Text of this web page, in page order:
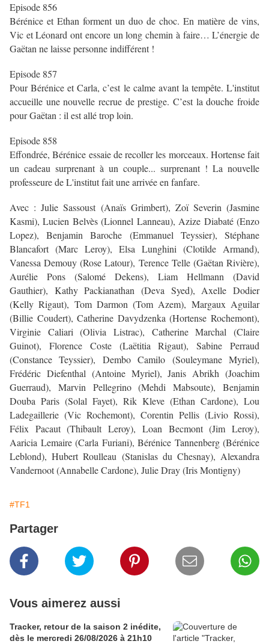
Episode 856
Bérénice et Ethan forment un duo de choc. En matière de vins,
Vic et Léonard ont encore un long chemin à faire… L’énergie de
Gaëtan ne laisse personne indifférent !
Episode 857
Pour Bérénice et Carla, c’est le calme avant la tempête. L'institut
accueille une nouvelle recrue de prestige. C’est la douche froide
pour Gaëtan : il est allé trop loin.
Episode 858
Effondrée, Bérénice essaie de recoller les morceaux. Hortense fait
un cadeau surprenant à un couple... surprenant ! La nouvelle
professeure de L'institut fait une arrivée en fanfare.
Avec : Julie Sassoust (Anaïs Grimbert), Zoï Severin (Jasmine
Kasmi), Lucien Belvès (Lionnel Lanneau), Azize Diabaté (Enzo
Lopez), Benjamin Baroche (Emmanuel Teyssier), Stéphane
Blancafort (Marc Leroy), Elsa Lunghini (Clotilde Armand),
Vanessa Demouy (Rose Latour), Terence Telle (Gaëtan Rivière),
Aurélie Pons (Salomé Dekens), Liam Hellmann (David
Gauthier), Kathy Packianathan (Deva Syed), Axelle Dodier
(Kelly Rigaut), Tom Darmon (Tom Azem), Margaux Aguilar
(Billie Coudert), Catherine Davydzenka (Hortense Rochemont),
Virginie Caliari (Olivia Listrac), Catherine Marchal (Claire
Guinot), Florence Coste (Laëtitia Rigaut), Sabine Perraud
(Constance Teyssier), Dembo Camilo (Souleymane Myriel),
Frédéric Diefenthal (Antoine Myriel), Janis Abrikh (Joachim
Guerraud), Marvin Pellegrino (Mehdi Mabsoute), Benjamin
Douba Paris (Solal Fayet), Rik Kleve (Ethan Cardone), Lou
Ladegaillerie (Vic Rochemont), Corentin Pellis (Livio Rossi),
Félix Pacaut (Thibault Leroy), Loan Becmont (Jim Leroy),
Aaricia Lemaire (Carla Furiani), Bérénice Tannenberg (Bérénice
Leblond), Hubert Roulleau (Stanislas du Chesnay), Alexandra
Vandernoot (Annabelle Cardone), Julie Dray (Iris Montigny)
#TF1
Partager
Vous aimerez aussi
Tracker, retour de la saison 2 inédite,
dès le mercredi 26/08/2026 à 21h10